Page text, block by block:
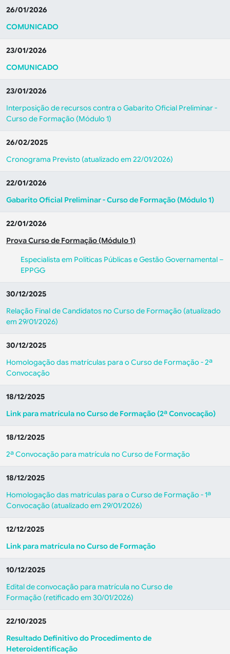
26/01/2026
COMUNICADO
23/01/2026
COMUNICADO
23/01/2026
Interposição de recursos contra o Gabarito Oficial Preliminar -
Curso de Formação (Módulo 1)
26/02/2025
Cronograma Previsto (atualizado em 22/01/2026)
22/01/2026
Gabarito Oficial Preliminar - Curso de Formação (Módulo 1)
22/01/2026
Prova Curso de Formação (Módulo 1)
Especialista em Políticas Públicas e Gestão Governamental –
EPPGG
30/12/2025
Relação Final de Candidatos no Curso de Formação (atualizado
em 29/01/2026)
30/12/2025
Homologação das matrículas para o Curso de Formação - 2ª
Convocação
18/12/2025
Link para matrícula no Curso de Formação (2ª Convocação)
18/12/2025
2ª Convocação para matrícula no Curso de Formação
18/12/2025
Homologação das matrículas para o Curso de Formação - 1ª
Convocação (atualizado em 29/01/2026)
12/12/2025
Link para matrícula no Curso de Formação
10/12/2025
Edital de convocação para matrícula no Curso de
Formação (retificado em 30/01/2026)
22/10/2025
Resultado Definitivo do Procedimento de
Heteroidentificação